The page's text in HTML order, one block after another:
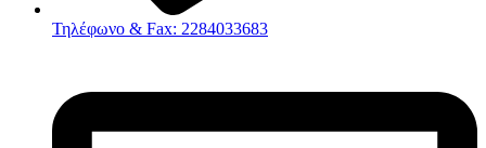
Τηλέφωνο & Fax: 2284033683